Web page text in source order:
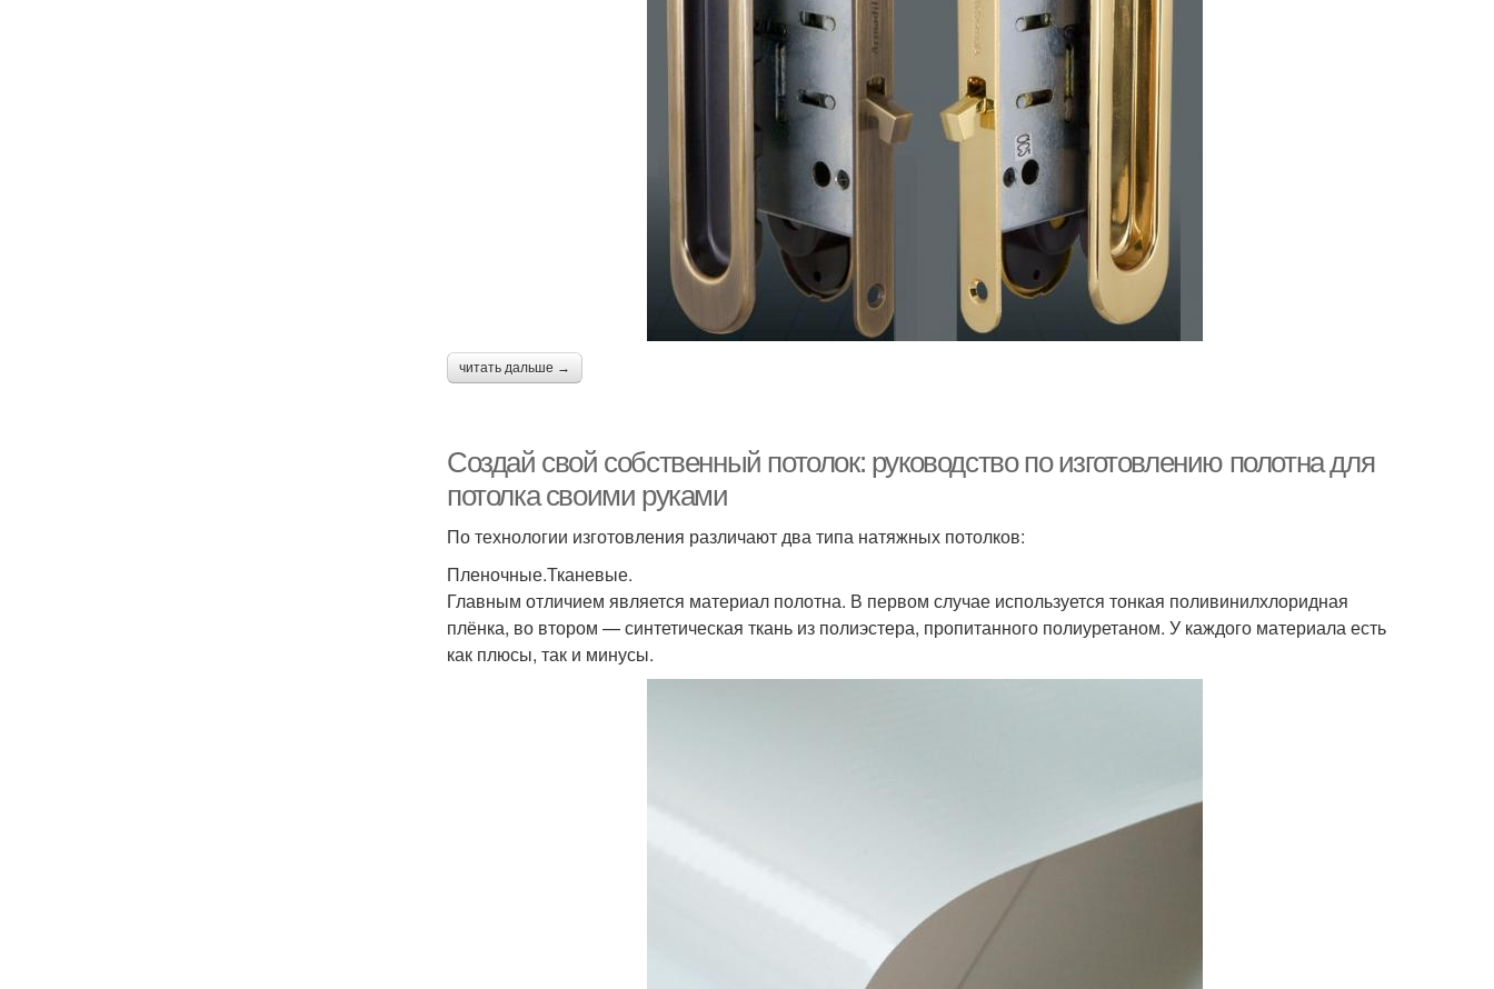
читать дальше →
Создай свой собственный потолок: руководство по изготовлению полотна для
потолка своими руками
По технологии изготовления различают два типа натяжных потолков:
Пленочные.Тканевые.
Главным отличием является материал полотна. В первом случае используется тонкая поливинилхлоридная
плёнка, во втором — синтетическая ткань из полиэстера, пропитанного полиуретаном. У каждого материала есть
как плюсы, так и минусы.